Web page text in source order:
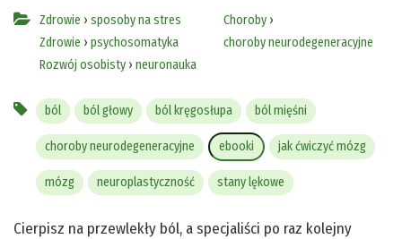
Zdrowie › sposoby na stres
Zdrowie › psychosomatyka
Rozwój osobisty › neuronauka
Choroby›
choroby neurodegeneracyjne
ból ból głowy ból kręgosłupa ból mięśni
choroby neurodegeneracyjne ebooki jak ćwiczyć mózg
mózg neuroplastyczność stany lękowe
Cierpisz na przewlekły ból, a specjaliści po raz kolejny